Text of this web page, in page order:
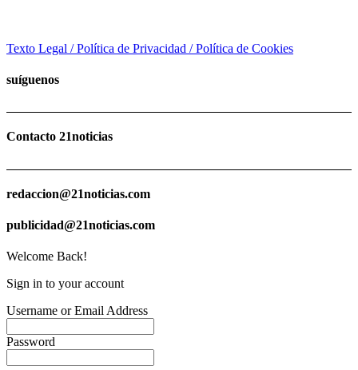
Texto Legal / Política de Privacidad / Política de Cookies
suíguenos
Contacto 21noticias
redaccion@21noticias.com
publicidad@21noticias.com
Welcome Back!
Sign in to your account
Username or Email Address
Password